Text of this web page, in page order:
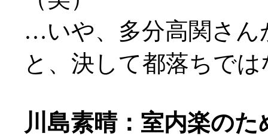
…いや、多分高関さん
と、決して都落ちで
川島素晴：室内楽の